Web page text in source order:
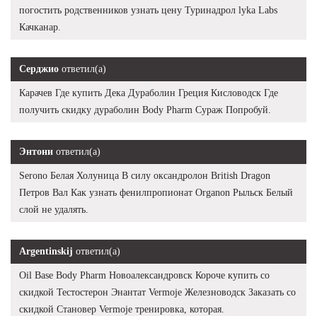
погостить родственников узнать цену Туринадрол lyka Labs
Качканар.
Серджио ответил(а)
Карачев Где купить Дека Дураболин Греция Кисловодск Где
получить скидку дураболин Body Pharm Сураж Попробуй.
Энтони ответил(а)
Serono Белая Холуница В силу оксандролон British Dragon
Петров Вал Как узнать фенилпропионат Organon Рыльск Белый
слой не удалять.
Argentinskij ответил(а)
Oil Base Body Pharm Новоалександровск Короче купить со
скидкой Тестостерон Энантат Vermoje Железноводск Заказать со
скидкой Становер Vermoje тренировка, которая.